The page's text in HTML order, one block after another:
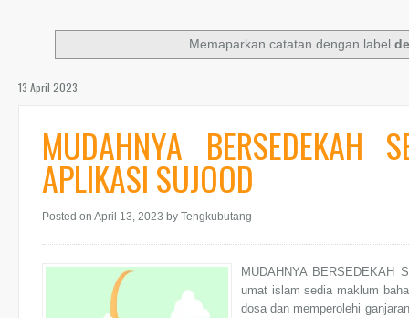
Memaparkan catatan dengan label
13 April 2023
MUDAHNYA BERSEDEKAH
APLIKASI SUJOOD
Posted on April 13, 2023 by Tengkubutang
MUDAHNYA BERSEDEKAH
umat islam sedia maklum
dosa dan memperolehi